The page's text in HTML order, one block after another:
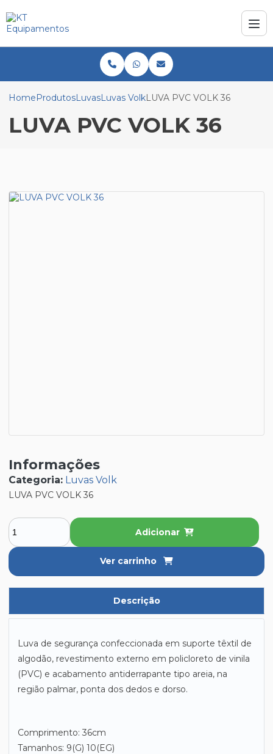
HomeProdutosLuvasLuvas VolkLUVA PVC VOLK 36
LUVA PVC VOLK 36
Informações
Categoria: Luvas Volk
LUVA PVC VOLK 36
Adicionar
Ver carrinho
Descrição
Luva de segurança confeccionada em suporte têxtil de
algodão, revestimento externo em policloreto de vinila
(PVC) e acabamento antiderrapante tipo areia, na
região palmar, ponta dos dedos e dorso.
Comprimento: 36cm
Tamanhos: 9(G) 10(EG)